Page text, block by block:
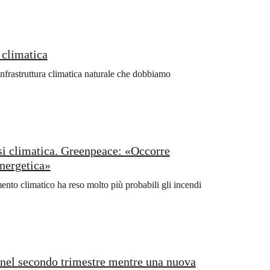
climatica naturale che dobbiamo
climatica. Greenpeace: «Occorre
climatico ha reso molto più probabili gli incendi
secondo trimestre mentre una nuova